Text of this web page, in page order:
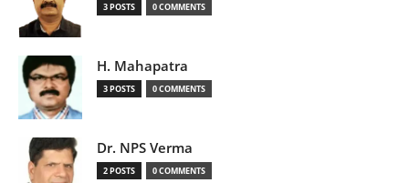
3 POSTS 0 COMMENTS
H. Mahapatra
3 POSTS 0 COMMENTS
Dr. NPS Verma
2 POSTS 0 COMMENTS